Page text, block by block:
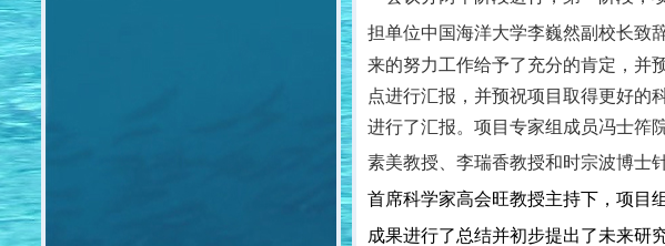
担单位中国海洋大学李巍然副校长致
来的努力工作给予了充分的肯定，并
点进行汇报，并预祝项目取得更好的
进行了汇报。项目专家组成员冯士筰
素美教授、李瑞香教授和时宗波博士
首席科学家高会旺教授主持下，项目
成果进行了总结并初步提出了未来研